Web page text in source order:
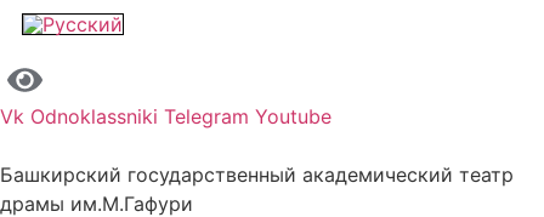
Vk Odnoklassniki Telegram Youtube
Башкирский государственный академический театр
драмы им.М.Гафури